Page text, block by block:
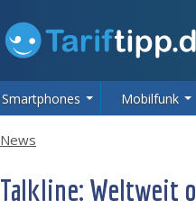
Smartphones Mobilfunk
News
Talkline: Weltweit